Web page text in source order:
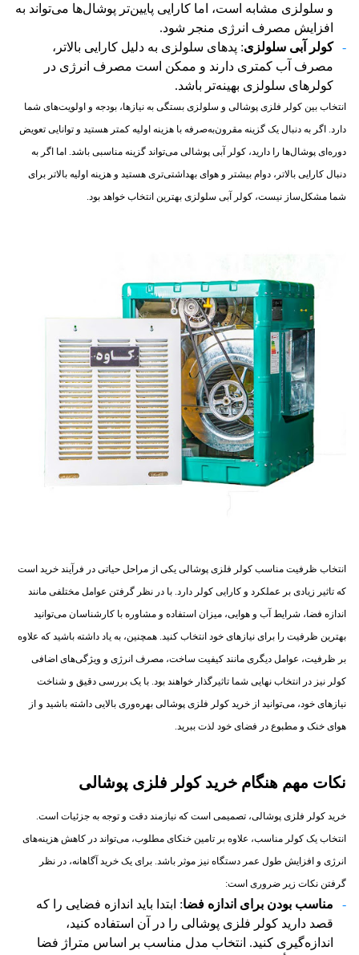
و سلولزی مشابه است، اما کارایی پایین‌تر پوشال‌ها می‌تواند به
افزایش مصرف انرژی منجر شود.
کولر آبی سلولزی: پدهای سلولزی به دلیل کارایی بالاتر،
مصرف آب کمتری دارند و ممکن است مصرف انرژی در
کولرهای سلولزی بهینه‌تر باشد.
انتخاب بین کولر فلزی پوشالی و سلولزی بستگی به نیازها، بودجه و اولویت‌های شما
دارد. اگر به دنبال یک گزینه مقرون‌به‌صرفه با هزینه اولیه کمتر هستید و توانایی تعویض
دوره‌ای پوشال‌ها را دارید، کولر آبی پوشالی می‌تواند گزینه مناسبی باشد. اما اگر به
دنبال کارایی بالاتر، دوام بیشتر و هوای بهداشتی‌تری هستید و هزینه اولیه بالاتر برای
شما مشکل‌ساز نیست، کولر آبی سلولزی بهترین انتخاب خواهد بود.
انتخاب ظرفیت مناسب کولر فلزی پوشالی یکی از مراحل حیاتی در فرآیند خرید است
که تاثیر زیادی بر عملکرد و کارایی کولر دارد. با در نظر گرفتن عوامل مختلفی مانند
اندازه فضا، شرایط آب و هوایی، میزان استفاده و مشاوره با کارشناسان می‌توانید
بهترین ظرفیت را برای نیازهای خود انتخاب کنید. همچنین، به یاد داشته باشید که علاوه
بر ظرفیت، عوامل دیگری مانند کیفیت ساخت، مصرف انرژی و ویژگی‌های اضافی
کولر نیز در انتخاب نهایی شما تاثیرگذار خواهند بود. با یک بررسی دقیق و شناخت
نیازهای خود، می‌توانید از خرید کولر فلزی پوشالی بهره‌وری بالایی داشته باشید و از
هوای خنک و مطبوع در فضای خود لذت ببرید.
نکات مهم هنگام خرید کولر فلزی پوشالی
خرید کولر فلزی پوشالی، تصمیمی است که نیازمند دقت و توجه به جزئیات است.
انتخاب یک کولر مناسب، علاوه بر تامین خنکای مطلوب، می‌تواند در کاهش هزینه‌های
انرژی و افزایش طول عمر دستگاه نیز موثر باشد. برای یک خرید آگاهانه، در نظر
گرفتن نکات زیر ضروری است:
مناسب بودن برای اندازه فضا: ابتدا باید اندازه فضایی را که
قصد دارید کولر فلزی پوشالی را در آن استفاده کنید،
اندازه‌گیری کنید. انتخاب مدل مناسب بر اساس متراژ فضا